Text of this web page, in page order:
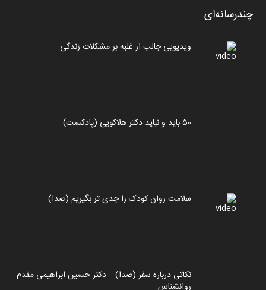
چندرسانه‌ای
ویدیویی جالب از غلبه بر مشکلات زندگی
۵۰ باید و نباید دکتر هلاکویی (پادکست)
سلامت روان کودک را جدی تر بگیریم (صدا)
نکاتی درباره سفر (صدا) – دکتر حسین ابراهیمی مقدم –
روانشناس